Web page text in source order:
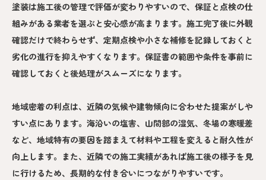
塗装は施工後の管理で評価が変わりやすいので、保証と点検の仕
組みがある業者を選ぶと安心感が高まります。施工完了後に外観
確認だけで終わらせず、定期点検や小さな補修を記録しておくと
劣化の進行を抑えやすくなります。保証書の範囲や条件を事前に
確認しておくと後処理がスムーズになります。
地域密着の利点は、近隣の気候や建物傾向に合わせた提案がしや
すい点にあります。海沿いの塩害、山間部の湿気、冬場の寒暖差
など、地域特有の要因を踏まえて材料や工程を変えると耐久性が
向上します。また、近隣での施工実績があれば施工後の様子を見
に行けるため、長期的な付き合いにつながりやすいです。